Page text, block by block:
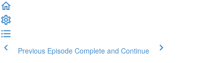
Previous Episode Complete and Continue